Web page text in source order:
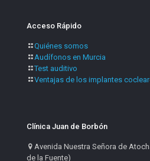
Acceso Rápido
Quiénes somos
Audífonos en Murcia
Test auditivo
Ventajas de los implantes
Clínica Juan de Borbón
Avenida Nuestra Señora de
de la Fuente)